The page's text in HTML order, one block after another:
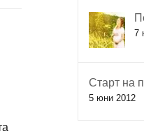
7
Старт на
5 юни 2012